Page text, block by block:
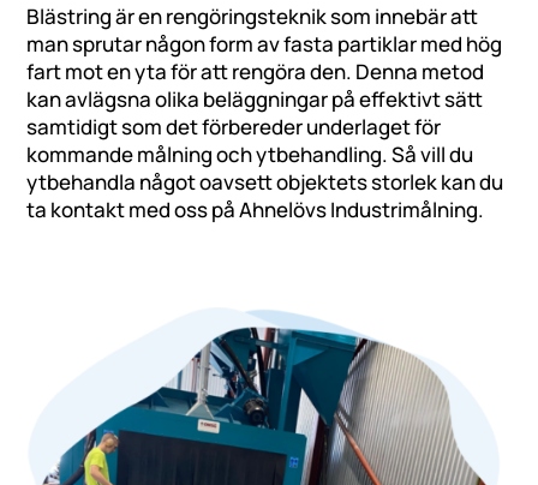
Blästring är en rengöringsteknik som innebär att
man sprutar någon form av fasta partiklar med hög
fart mot en yta för att rengöra den. Denna metod
kan avlägsna olika beläggningar på effektivt sätt
samtidigt som det förbereder underlaget för
kommande målning och ytbehandling. Så vill du
ytbehandla något oavsett objektets storlek kan du
ta kontakt med oss på Ahnelövs Industrimålning.